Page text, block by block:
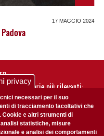
17 MAGGIO 2024
nostre storie più rilevanti:
nostra newsletter
privacy
necessari per il suo
di tracciamento facoltativi che
Cookie e altri strumenti di
statistiche, misure
e analisi dei comportamenti